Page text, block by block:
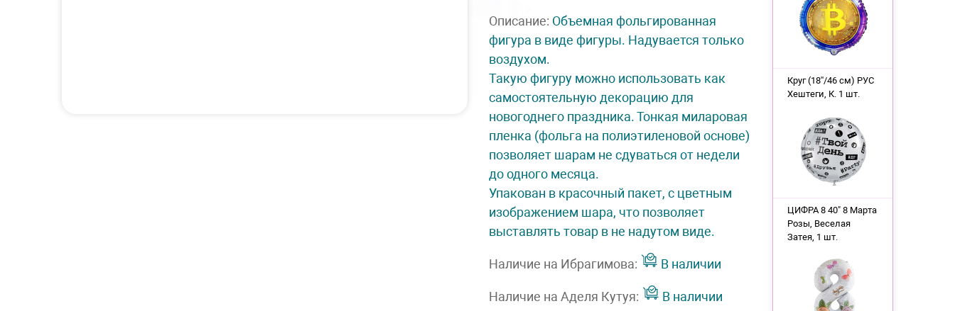
Описание: Объемная фольгированная
фигура в виде фигуры. Надувается только
воздухом.
Такую фигуру можно использовать как
самостоятельную декорацию для
новогоднего праздника. Тонкая миларовая
пленка (фольга на полиэтиленовой основе)
позволяет шарам не сдуваться от недели
до одного месяца.
Упакован в красочный пакет, с цветным
изображением шара, что позволяет
выставлять товар в не надутом виде.
Наличие на Ибрагимова: В наличии
Наличие на Аделя Кутуя: В наличии
Круг (18''/46 см) РУС
Хештеги, К. 1 шт.
ЦИФРА 8 40" 8 Марта
Розы, Веселая
Затея, 1 шт.